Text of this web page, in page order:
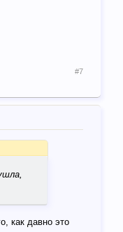
#7
как давно это